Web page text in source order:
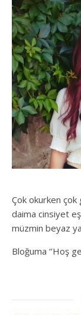
Çok okurken
daima cinsiyet
müzmin beyaz
Bloğuma ‘’Hoş